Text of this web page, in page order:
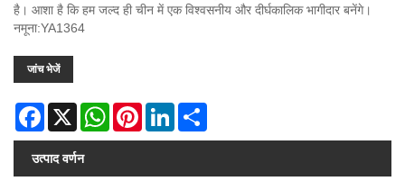
है। आशा है कि हम जल्द ही चीन में एक विश्वसनीय और दीर्घकालिक भागीदार बनेंगे।
नमूना:YA1364
जांच भेजें
Facebook
X WhatsAppPinterestLinkedIn
उत्पाद वर्णन